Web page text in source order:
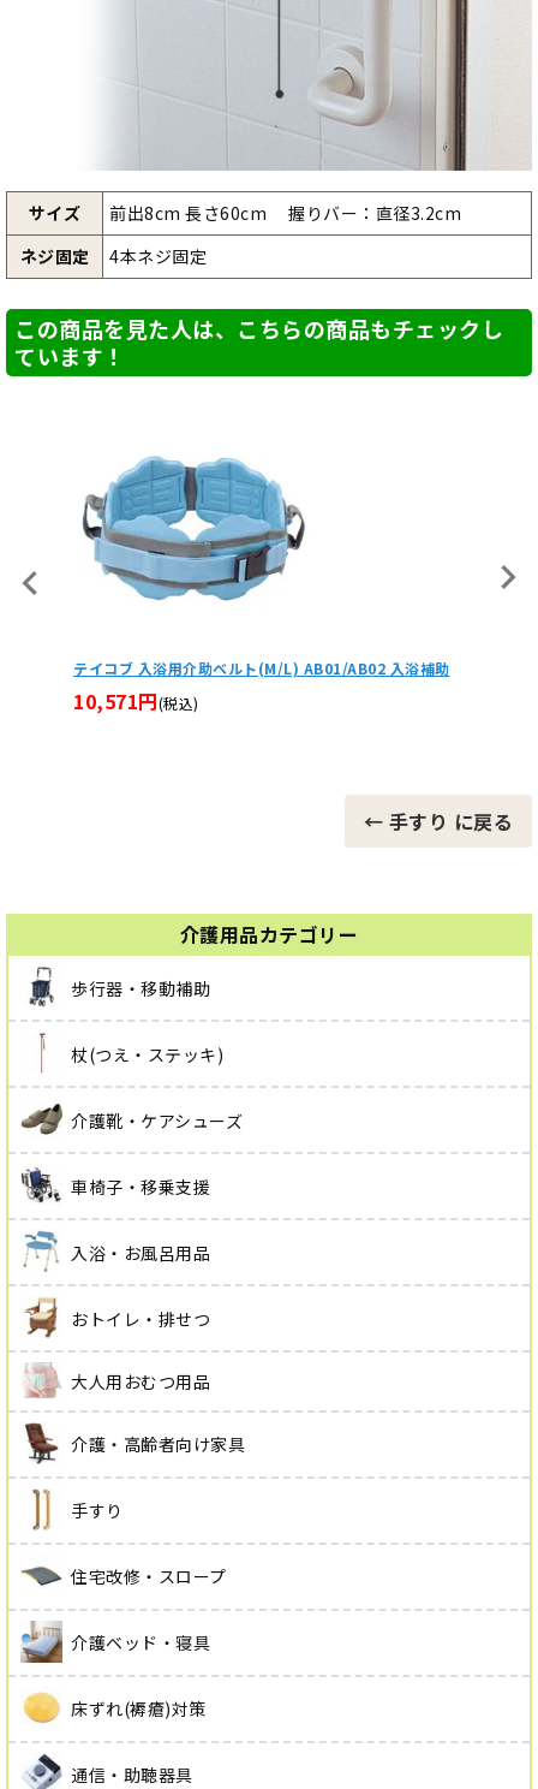
介護用品カテゴリー
歩行器・移動補助
杖(つえ・ステッキ)
介護靴・ケアシューズ
車椅子・移乗支援
入浴・お風呂用品
おトイレ・排せつ
大人用おむつ用品
介護・高齢者向け家具
手すり
住宅改修・スロープ
介護ベッド・寝具
床ずれ(褥瘡)対策
通信・助聴器具
サイズ
前出8cm 長さ60cm 握りバー：直径3.2cm
ネジ固定
4本ネジ固定
この商品を見た人は、こちらの商品もチェックし
ています！
TOTOインテリア・バー Ｆシリーズ（浴室用手すり）Lタ
イプ・ソフトメッシュ 80×60cm TS136GLY86
21,780円
← 手すり に戻る